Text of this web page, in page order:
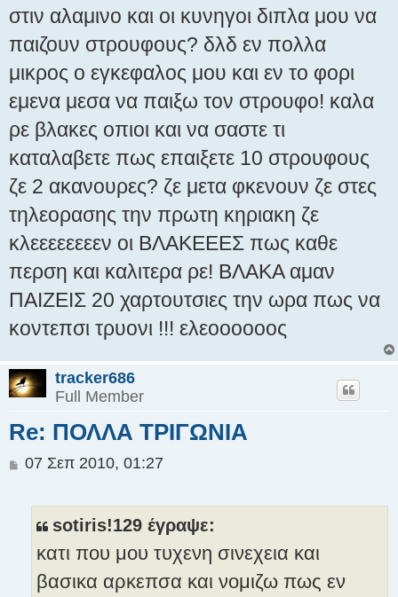
στιν αλαμινο και οι κυνηγοι διπλα μου να
παιζουν στρουφους? δλδ εν πολλα
μικρος ο εγκεφαλος μου και εν το φορι
εμενα μεσα να παιξω τον στρουφο! καλα
ρε βλακες οπιοι και να σαστε τι
καταλαβετε πως επαιξετε 10 στρουφους
ζε 2 ακανουρες? ζε μετα φκενουν ζε στες
τηλεορασης την πρωτη κηριακη ζε
κλεεεεεεεεν οι ΒΛΑΚΕΕΕΣ πως καθε
περση και καλιτερα ρε! ΒΛΑΚΑ αμαν
ΠΑΙΖΕΙΣ 20 χαρτουτσιες την ωρα πως να
κοντεπσι τρυονι !!! ελεοοοοοος
tracker686
Full Member
Re: ΠΟΛΛΑ ΤΡΙΓΩΝΙΑ
Δ
07 Σεπ 2010, 01:27
sotiris!129 έγραψε:
κατι που μου τυχενη σινεχεια και
βασικα αρκεπσα και νομιζω πως εν